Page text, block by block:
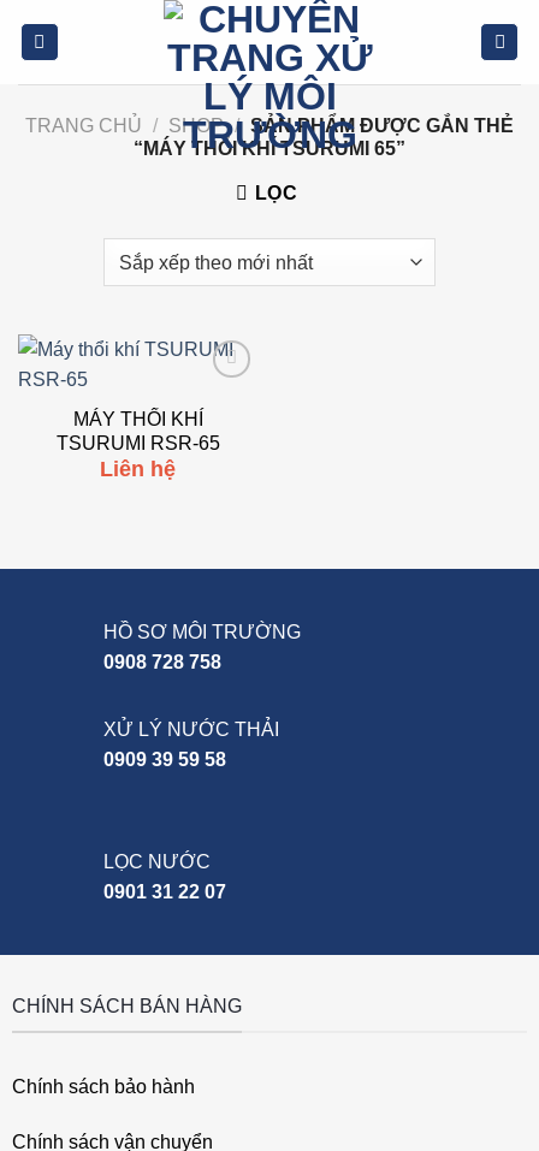
TRANG CHỦ
/ SHOP / SẢN PHẨM ĐƯỢC GẮN THẺ
“MÁY THỔI KHÍ TSURUMI 65”
LỌC
wishlist
MÁY THỔI KHÍ
TSURUMI RSR-65
Liên hệ
HỒ SƠ MÔI TRƯỜNG
0908 728 758
XỬ LÝ NƯỚC THẢI
0909 39 59 58
LỌC NƯỚC
0901 31 22 07
CHÍNH SÁCH BÁN HÀNG
Chính sách bảo hành
Chính sách vận chuyển